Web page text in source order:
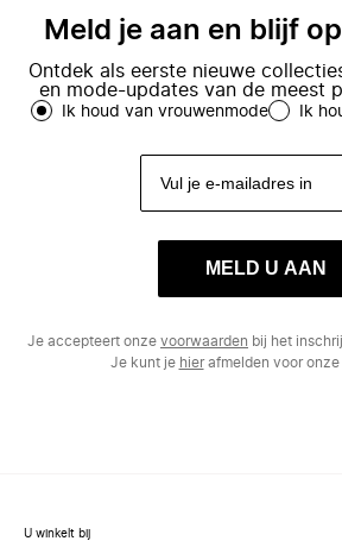
Meld je aan en blijf
Ontdek als eerste nieuwe
en mode-updates van de meest
Ik houd van vrouwenmode Ik
MELD U AAN
Je accepteert onze voorwaarden bij het
Je kunt je hierafmelden voor onze
U winkelt bij